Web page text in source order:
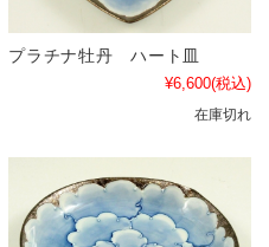
プラチナ牡丹 ハート皿
¥6,600(税込)
在庫切れ